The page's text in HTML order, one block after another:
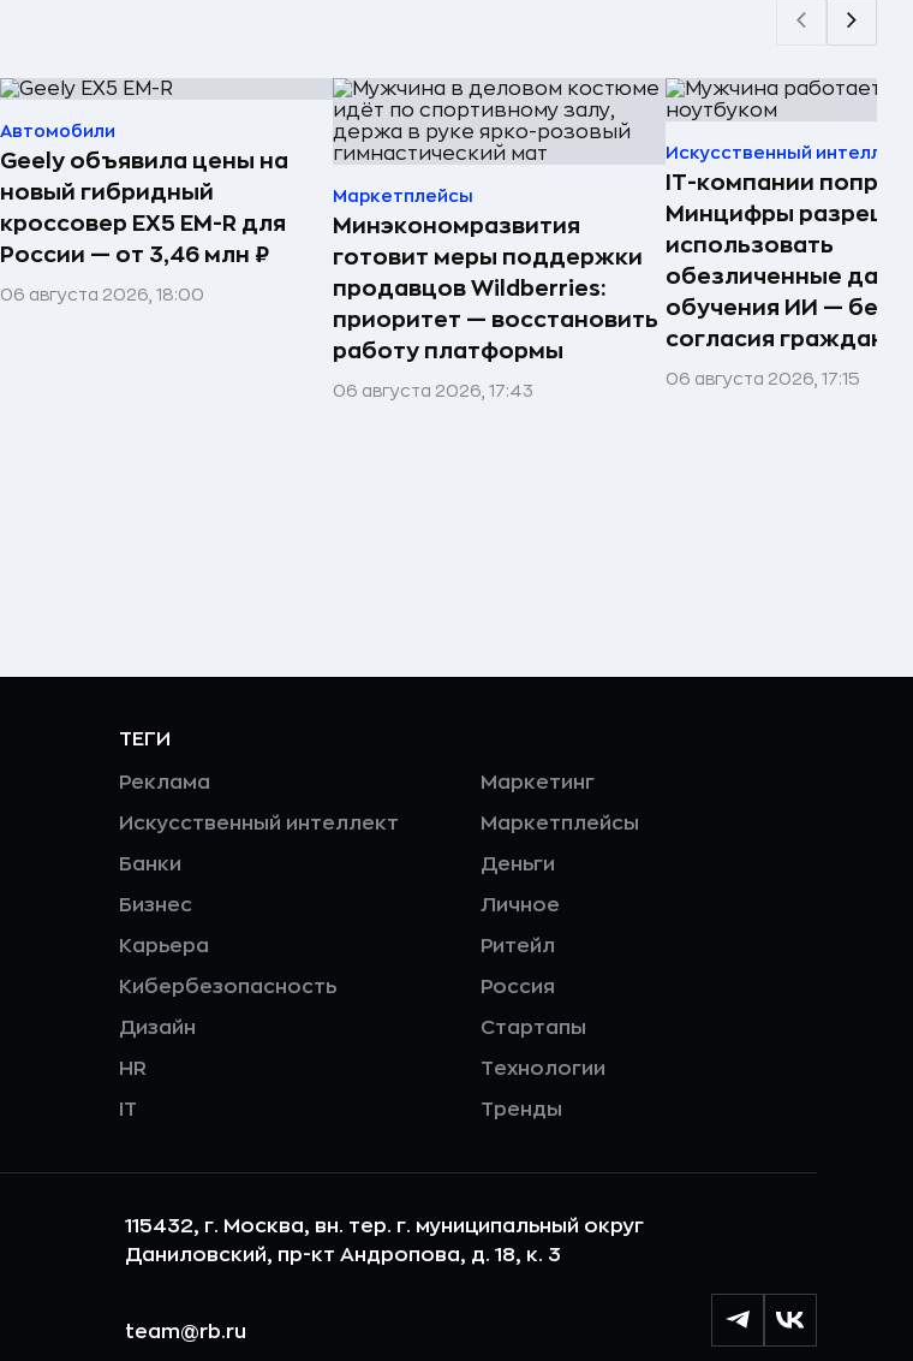
Автомобили
Geely объявила цены на
новый гибридный
кроссовер EX5 EM-R для
России — от 3,46 млн ₽
06 августа 2026, 18:00
Маркетплейсы
Минэкономразвития
готовит меры поддержки
продавцов Wildberries:
приоритет — восстановить
работу платформы
06 августа 2026, 17:43
Искусственный
IT-компании
Минцифры
использовать
обезличенные
обучения ИИ — без
согласия граждан
06 августа 2026, 17:15
ТЕГИ
Реклама
Искусственный интеллект
Банки
Бизнес
Карьера
Кибербезопасность
Дизайн
HR
IT
Маркетинг
Маркетплейсы
Деньги
Личное
Ритейл
Россия
Стартапы
Технологии
Тренды
115432, г. Москва, вн. тер. г. муниципальный округ
Даниловский, пр-кт Андропова, д. 18, к. 3
team@rb.ru